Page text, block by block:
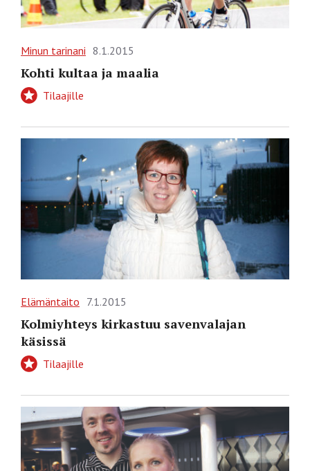
Minun tarinani 8.1.2015
Kohti kultaa ja maalia
Tilaajille
Elämäntaito 7.1.2015
Kolmiyhteys kirkastuu savenvalajan
käsissä
Tilaajille